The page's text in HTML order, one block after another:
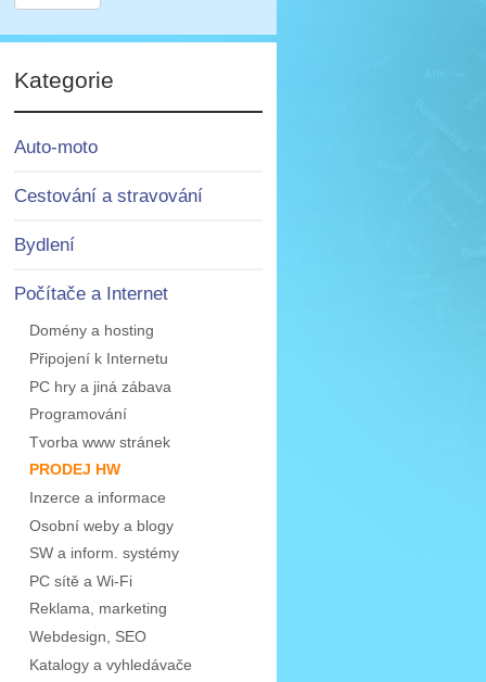
Kategorie
Auto-moto
Cestování a stravování
Bydlení
Počítače a Internet
Domény a hosting
Připojení k Internetu
PC hry a jiná zábava
Programování
Tvorba www stránek
PRODEJ HW
Inzerce a informace
Osobní weby a blogy
SW a inform. systémy
PC sítě a Wi-Fi
Reklama, marketing
Webdesign, SEO
Katalogy a vyhledávače